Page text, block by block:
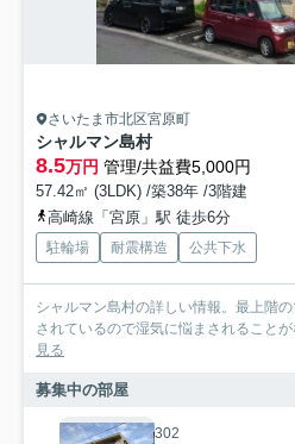
さいたま市北区宮原町
シャルマン島村
8.5万円 管理/共益費5,000円
57.42㎡ (3LDK) /築38年 /3階建
高崎線「宮原」駅 徒歩6分
駐輪場 耐震構造 公共下水
シャルマン島村の詳しい情報。最上階
されているので湿気に悩まされること
見る
募集中の部屋
302